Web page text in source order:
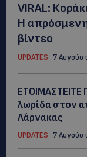
VIRAL:
Η
βίντεο
UPDATES 7
ΕΤΟΙΜΑΣΤΕΙΤΕ
λωρίδα στον
Λάρνακας
UPDATES 7